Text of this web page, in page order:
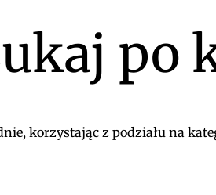
po
korzystając z podziału na